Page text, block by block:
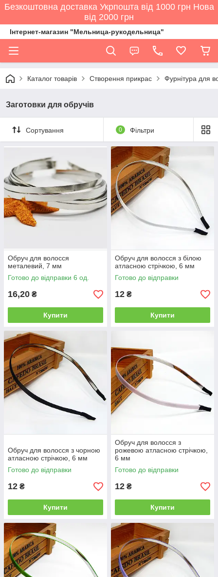
Безкоштовна доставка Укрпошта від 1000 грн Нова
від 2000 грн
Інтернет-магазин "Мельница-рукодельница"
Каталог товарів Створення прикрас Фурнітура для
Заготовки для обручів
Сортування 0 Фільтри
Обруч для волосся
металевий, 7 мм
Готово до відправки 6 од.
16,20 ₴
Купити
Обруч для волосся з білою
атласною стрічкою, 6 мм
Готово до відправки
12 ₴
Купити
Обруч для волосся з чорною
атласною стрічкою, 6 мм
Готово до відправки
12 ₴
Купити
Обруч для волосся з
рожевою атласною стрічкою,
6 мм
Готово до відправки
12 ₴
Купити